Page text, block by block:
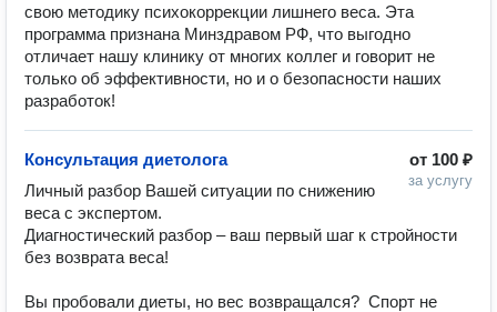
свою методику психокоррекции лишнего веса. Эта
программа признана Минздравом РФ, что выгодно
отличает нашу клинику от многих коллег и говорит не
только об эффективности, но и о безопасности наших
разработок!
от 100 ₽
за услугу
Консультация диетолога
Личный разбор Вашей ситуации по снижению
веса с экспертом.
Диагностический разбор – ваш первый шаг к стройности
без возврата веса!
Вы пробовали диеты, но вес возвращался?  Спорт не